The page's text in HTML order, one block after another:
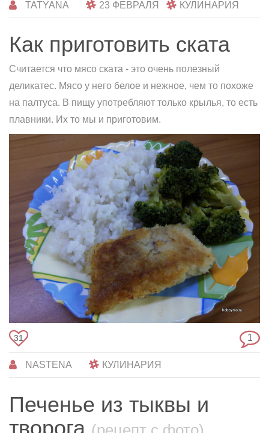
TATYANA 23 ФЕВРАЛЯ КУЛИНАРИЯ
Как приготовить ската
Считается что мясо ската - это очень полезный
деликатес. Мясо у него белое и нежное, чем то похоже
на палтуса. В пищу употребляют только крылья, то есть
плавники. Их то мы и приготовим.
31 1
NASTENA КУЛИНАРИЯ
Печенье из тыквы и
творога